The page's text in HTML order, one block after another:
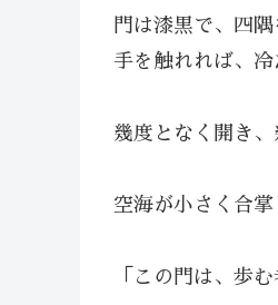
門は漆黒で、四
手を触れれば、
幾度となく開き
空海が小さく合掌
「この門は、歩